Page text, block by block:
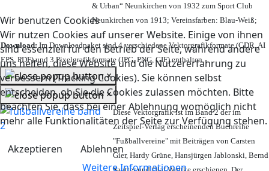
Wir benutzen Cookies
Wir nutzen Cookies auf unserer Website. Einige von ihnen
sind essenziell für den Betrieb der Seite, während andere
uns helfen, diese Website und die Nutzererfahrung zu
verbessern (Tracking Cookies). Sie können selbst
entscheiden, ob Sie die Cookies zulassen möchten. Bitte
beachten Sie, dass bei einer Ablehnung womöglich nicht
mehr alle Funktionalitäten der Seite zur Verfügung stehen.
Akzeptieren
Ablehnen
Weitere Informationen
& Urban“ Neunkirchen von 1932 zum Sport Club
Neunkirchen von 1913; Vereinsfarben: Blau-Weiß;
Download: Im Downloadpaket sind 4 verschiedene Vektorgrafikformate (CDR, AI
EPS, PDF) und 3 Pixelgrafikformate (JPG, PNG, GIF) enthalten.
×
×
Diese Vektorgrafik ist im Band 2 der im
Zeitspiel-Verlag erscheinenden Buchreihe
"Fußballvereine" mit Beiträgen von Carsten
Gier, Hardy Grüne, Hansjürgen Jablonski, Bernd